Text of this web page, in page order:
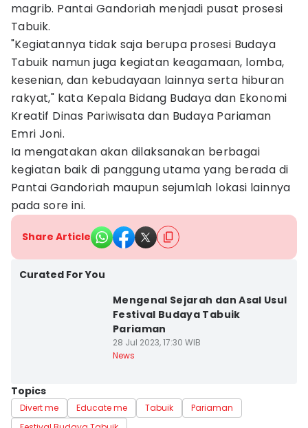
magrib. Pantai Gandoriah menjadi pusat prosesi
Tabuik.
"Kegiatannya tidak saja berupa prosesi Budaya
Tabuik namun juga kegiatan keagamaan, lomba,
kesenian, dan kebudayaan lainnya serta hiburan
rakyat," kata Kepala Bidang Budaya dan Ekonomi
Kreatif Dinas Pariwisata dan Budaya Pariaman
Emri Joni.
Ia mengatakan akan dilaksanakan berbagai
kegiatan baik di panggung utama yang berada di
Pantai Gandoriah maupun sejumlah lokasi lainnya
pada sore ini.
Share Article
Curated For You
Mengenal Sejarah dan Asal Usul
Festival Budaya Tabuik
Pariaman
28 Jul 2023, 17:30 WIB
News
Topics
Divert me Educate me Tabuik
Pariaman